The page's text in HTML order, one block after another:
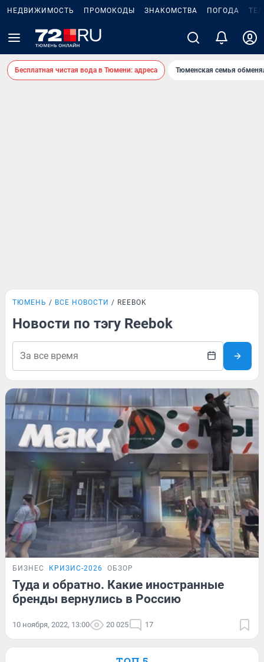
НЕДВИЖИМОСТЬ ПРОМОКОДЫ ЗНАКОМСТВА ПОГОДА
Бесплатная чистая вода в Тюмени: адреса Тюменская семья
ТЮМЕНЬ ВСЕ НОВОСТИ REEBOK
Новости по тэгу Reebok
БИЗНЕС КРИЗИС-2026 ОБЗОР
Туда и обратно. Какие иностранные
бренды вернулись в Россию
10 ноября, 2022, 13:00 20 025 17